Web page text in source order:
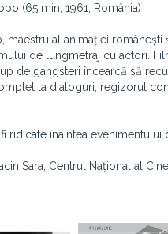
(65 min, 1961, România)
maestru al animației
de lungmetraj cu actori.
de gangsteri încearcă să
la dialoguri, regizorul
ridicate înaintea evenimentului
Sara, Centrul Național al